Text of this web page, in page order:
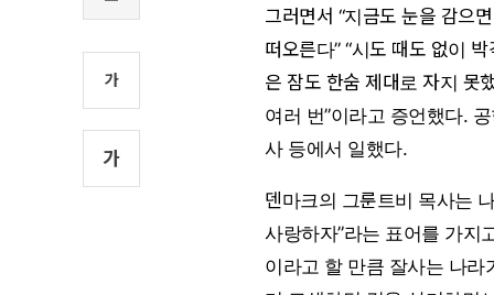
가
가
그러면서 “지금도 눈을 감으
떠오른다” “시도 때도 없이
은 잠도 한숨 제대로 자지 못
여러 번”이라고 증언했다.
사 등에서 일했다.
덴마크의 그룬트비 목사는
사랑하자”라는 표어를 가지
이라고 할 만큼 잘사는 나라